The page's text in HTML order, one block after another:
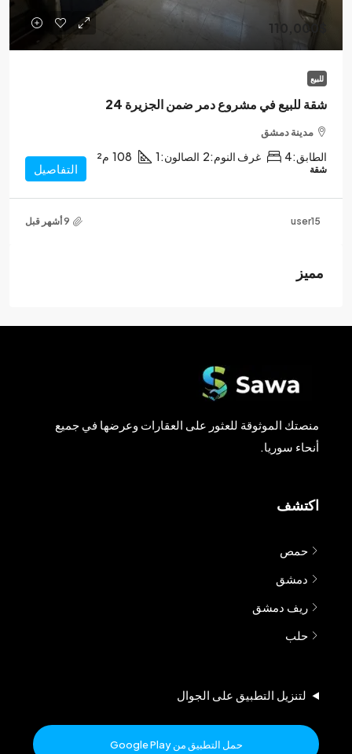
110,000$
للبيع
شقة للبيع في مشروع دمر ضمن الجزيرة 24
مدينة دمشق
الطابق:4 غرف النوم:2 الصالون:1
108 م²
شقة التفاصيل
user15
مميز
منصتك الموثوقة للعثور على العقارات وعرضها في جميع
أنحاء سوريا.
اكتشف
حمص
دمشق
ريف دمشق
حلب
لتنزيل التطبيق على الجوال
حمل التطبيق من Google Play